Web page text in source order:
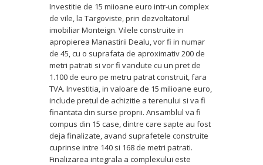
Investitie de 15 miioane euro intr-un complex
de vile, la Targoviste, prin dezvoltatorul
imobiliar Monteign. Vilele construite in
apropierea Manastirii Dealu, vor fi in numar
de 45, cu o suprafata de aproximativ 200 de
metri patrati si vor fi vandute cu un pret de
1.100 de euro pe metru patrat construit, fara
TVA. Investitia, in valoare de 15 milioane euro,
include pretul de achizitie a terenului si va fi
finantata din surse proprii. Ansamblul va fi
compus din 15 case, dintre care sapte au fost
deja finalizate, avand suprafetele construite
cuprinse intre 140 si 168 de metri patrati.
Finalizarea integrala a complexului este